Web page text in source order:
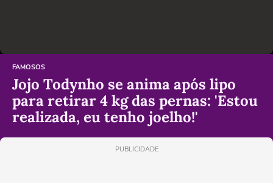
FAMOSOS
Jojo Todynho se anima após lipo
para retirar 4 kg das pernas: 'Estou
realizada, eu tenho joelho!'
PUBLICIDADE